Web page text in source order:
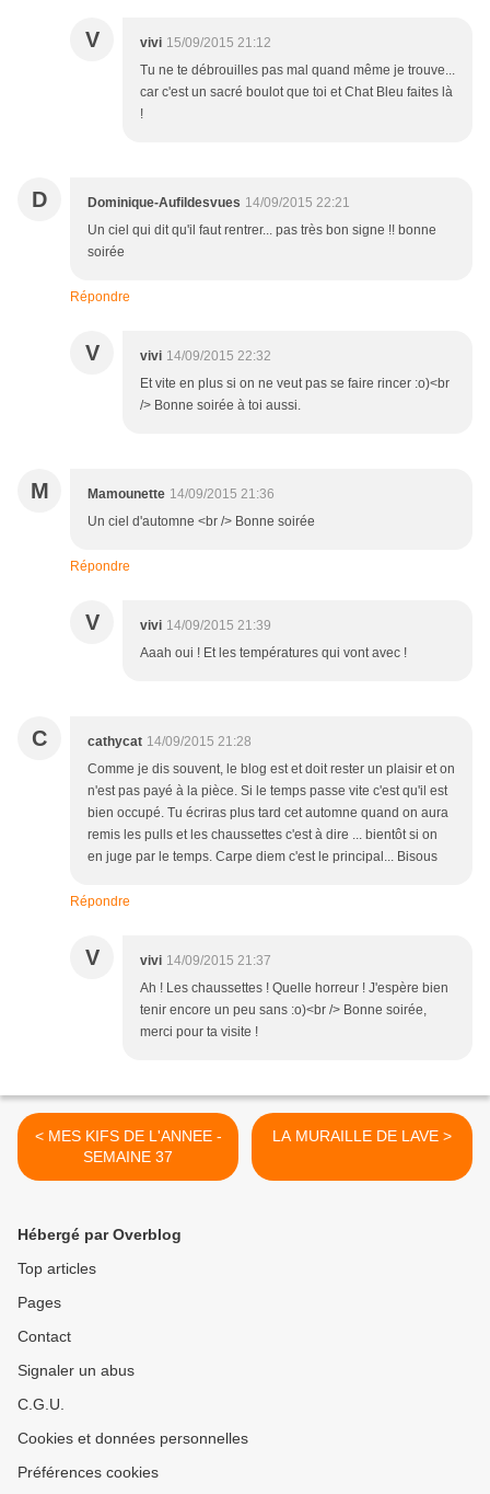
V vivi 15/09/2015 21:12
Tu ne te débrouilles pas mal quand même je trouve...
car c'est un sacré boulot que toi et Chat Bleu faites là
!
D Dominique-Aufildesvues 14/09/2015 22:21
Un ciel qui dit qu'il faut rentrer... pas très bon signe !! bonne
soirée
Répondre
V vivi 14/09/2015 22:32
Et vite en plus si on ne veut pas se faire rincer :o)<br
/> Bonne soirée à toi aussi.
M Mamounette 14/09/2015 21:36
Un ciel d'automne <br /> Bonne soirée
Répondre
V vivi 14/09/2015 21:39
Aaah oui ! Et les températures qui vont avec !
C cathycat 14/09/2015 21:28
Comme je dis souvent, le blog est et doit rester un plaisir et on
n'est pas payé à la pièce. Si le temps passe vite c'est qu'il est
bien occupé. Tu écriras plus tard cet automne quand on aura
remis les pulls et les chaussettes c'est à dire ... bientôt si on
en juge par le temps. Carpe diem c'est le principal... Bisous
Répondre
V vivi 14/09/2015 21:37
Ah ! Les chaussettes ! Quelle horreur ! J'espère bien
tenir encore un peu sans :o)<br /> Bonne soirée,
merci pour ta visite !
< MES KIFS DE L'ANNEE -
SEMAINE 37
LA MURAILLE DE LAVE >
Hébergé par Overblog
Top articles
Pages
Contact
Signaler un abus
C.G.U.
Cookies et données personnelles
Préférences cookies